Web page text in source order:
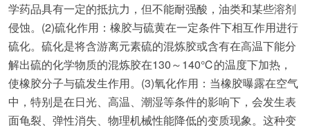
学药品具有一定的抵抗力，但不能耐强酸，油类和某些溶剂
侵蚀。(2)硫化作用：橡胶与硫黄在一定条件下相互作用进行
硫化。硫化是将含游离元素硫的混炼胶或含有在高温下能分
解出硫的化学物质的混炼胶在130～140℃的温度下加热，
使橡胶分子与硫发生作用。(3)氧化作用：当橡胶曝露在空气
中，特别是在日光、高温、潮湿等条件的影响下，会发生表
面龟裂、弹性消失、物理机械性能降低的变质现象。这种变